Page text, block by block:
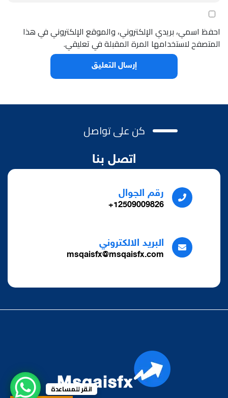
احفظ اسمي، بريدي الإلكتروني، والموقع الإلكتروني في هذا
المتصفح لاستخدامها المرة المقبلة في تعليقي.
كن على تواصل
اتصل بنا
رقم الجوال
12509009826+
البريد الالكتروني
msqaisfx@msqaisfx.com
انقر للمساعدة